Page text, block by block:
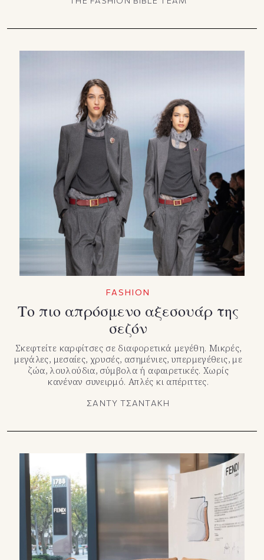
FASHION
Το πιο απρόσμενο αξεσουάρ της
σεζόν
Σκεφτείτε καρφίτσες σε διαφορετικά μεγέθη. Μικρές,
μεγάλες, μεσαίες, χρυσές, ασημένιες, υπερμεγέθεις, με
ζώα, λουλούδια, σύμβολα ή αφαιρετικές. Χωρίς
κανέναν συνειρμό. Απλές κι απέριττες.
ΣΑΝΤΥ ΤΣΑΝΤΑΚΗ